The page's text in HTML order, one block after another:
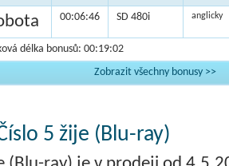
00:06:46 SD 480i anglicky
délka bonusů: 00:19:02
Zobrazit všechny bonusy >>
5 žije (Blu-ray)